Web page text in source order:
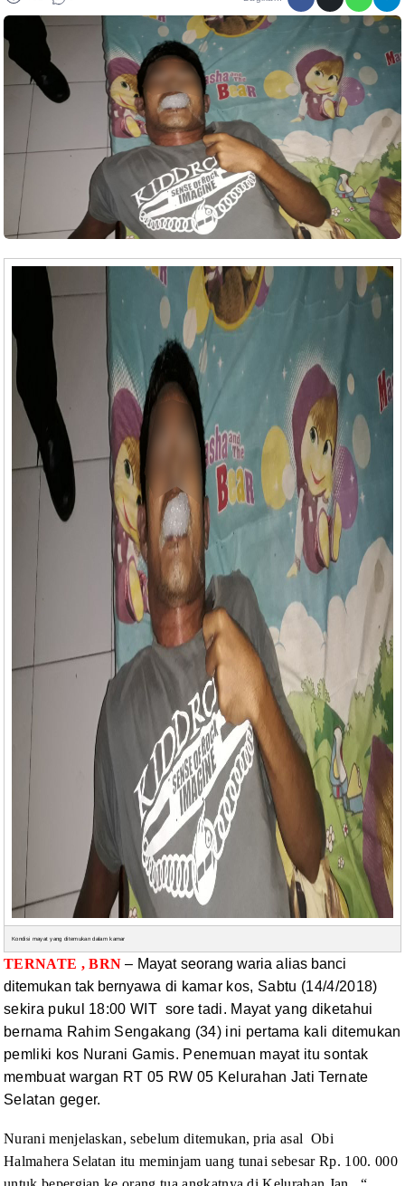
Kondisi mayat yang ditemukan dalam kamar
TERNATE , BRN – Mayat seorang waria alias banci
ditemukan tak bernyawa di kamar kos, Sabtu (14/4/2018)
sekira pukul 18:00 WIT sore tadi. Mayat yang diketahui
bernama Rahim Sengakang (34) ini pertama kali ditemukan
pemliki kos Nurani Gamis. Penemuan mayat itu sontak
membuat wargan RT 05 RW 05 Kelurahan Jati Ternate
Selatan geger.
Nurani menjelaskan, sebelum ditemukan, pria asal Obi
Halmahera Selatan itu meminjam uang tunai sebesar Rp. 100. 000